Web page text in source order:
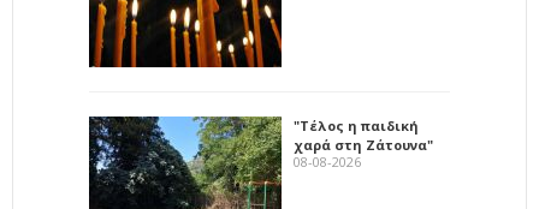
"Τέλος η παιδική
χαρά στη Ζάτουνα"
08-08-2026